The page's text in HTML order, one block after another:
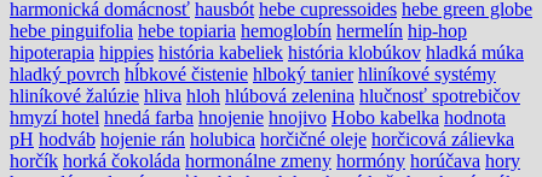
harmonická domácnosť hausbót hebe cupressoides hebe green globe
hebe pinguifolia hebe topiaria hemoglobín hermelín hip-hop
hipoterapia hippies história kabeliek história klobúkov hladká múka
hladký povrch hĺbkové čistenie hlboký tanier hliníkové systémy
hliníkové žalúzie hliva hloh hlúbová zelenina hlučnosť spotrebičov
hmyzí hotel hnedá farba hnojenie hnojivo Hobo kabelka hodnota
pH hodváb hojenie rán holubica horčičné oleje horčicová zálievka
horčík horká čokoláda hormonálne zmeny hormóny horúčava hory